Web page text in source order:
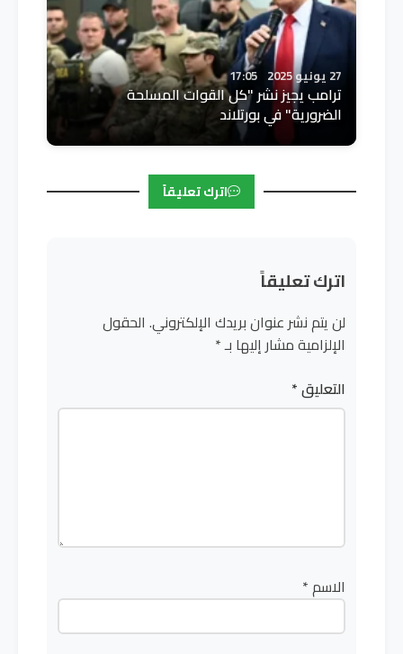
27 يونيو 2025 17:05
ترامب يجيز نشر "كل القوات المسلحة
الضرورية" في بورتلاند
اترك تعليقاً
اترك تعليقاً
لن يتم نشر عنوان بريدك الإلكتروني. الحقول
الإلزامية مشار إليها بـ*
التعليق*
الاسم*